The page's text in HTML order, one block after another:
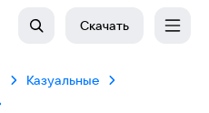
Скачать
Казуальные